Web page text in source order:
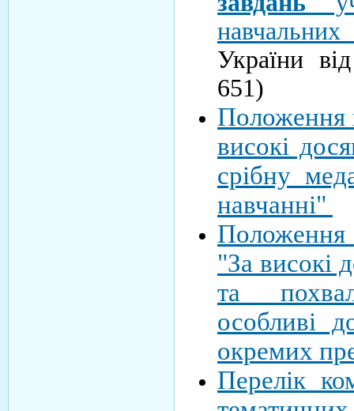
навчальних
України
651)
Положення
високі
срібну
навчанні"
Положення
"За високі
та
особливі
окремих
Перелік